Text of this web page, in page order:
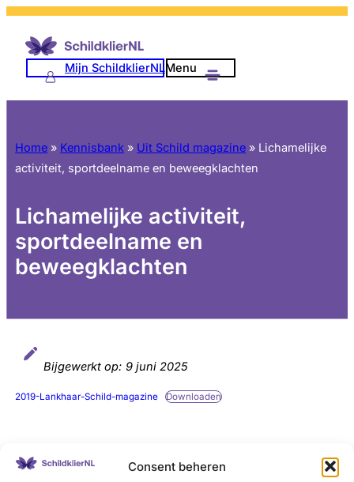
Consent beheren
Mijn SchildklierNLMenu
Home » Kennisbank » Uit Schild magazine » Lichamelijke
activiteit, sportdeelname en beweegklachten
Lichamelijke activiteit,
sportdeelname en
beweegklachten
Bijgewerkt op: 9 juni 2025
2019-Lankhaar-Schild-magazine Downloaden
LinkedInYouTube
Instagram
Facebook